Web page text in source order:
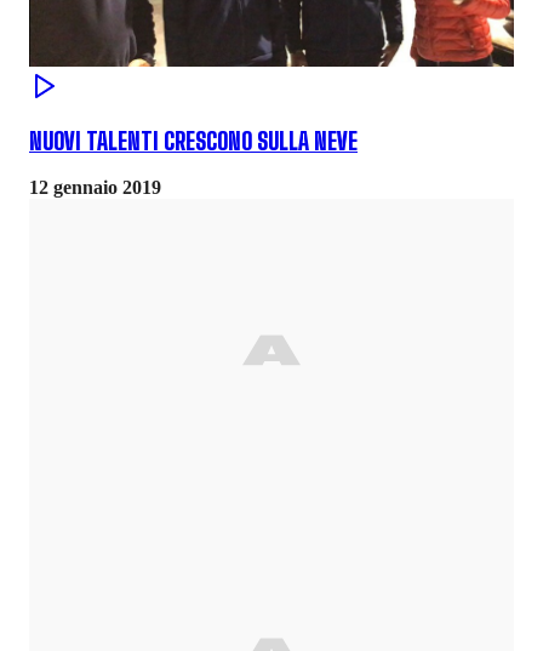
NUOVI TALENTI CRESCONO SULLA NEVE
12 gennaio 2019